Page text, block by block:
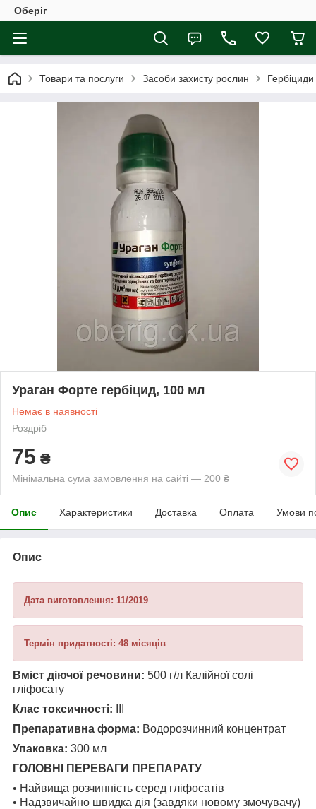
Оберіг
Товари та послуги Засоби захисту рослин Гербіциди
Ураган Форте гербіцид, 100 мл
Немає в наявності
Роздріб
75 ₴
Мінімальна сума замовлення на сайті — 200 ₴
Опис Характеристики Доставка Оплата Умови
Опис
Дата виготовлення: 11/2019
Термін придатності: 48 місяців
Вміст діючої речовини: 500 г/л Калійної солі
гліфосату
Клас токсичності:
Препаративна форма: Водорозчинний концентрат
Упаковка: 300 мл
ГОЛОВНІ ПЕРЕВАГИ ПРЕПАРАТУ
• Найвища розчинність серед гліфосатів
• Надзвичайно швидка дія (завдяки новому змочувачу)